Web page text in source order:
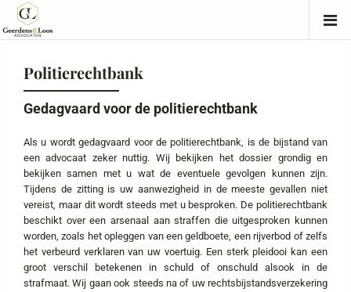
Politierechtbank
Gedagvaard voor de politierechtbank
Als u wordt gedagvaard voor de politierechtbank, is de bijstand van
een advocaat zeker nuttig. Wij bekijken het dossier grondig en
bekijken samen met u wat de eventuele gevolgen kunnen zijn.
Tijdens de zitting is uw aanwezigheid in de meeste gevallen niet
vereist, maar dit wordt steeds met u besproken. De politierechtbank
beschikt over een arsenaal aan straffen die uitgesproken kunnen
worden, zoals het opleggen van een geldboete, een rijverbod of zelfs
het verbeurd verklaren van uw voertuig. Een sterk pleidooi kan een
groot verschil betekenen in schuld of onschuld alsook in de
strafmaat. Wij gaan ook steeds na of uw rechtsbijstandsverzekering